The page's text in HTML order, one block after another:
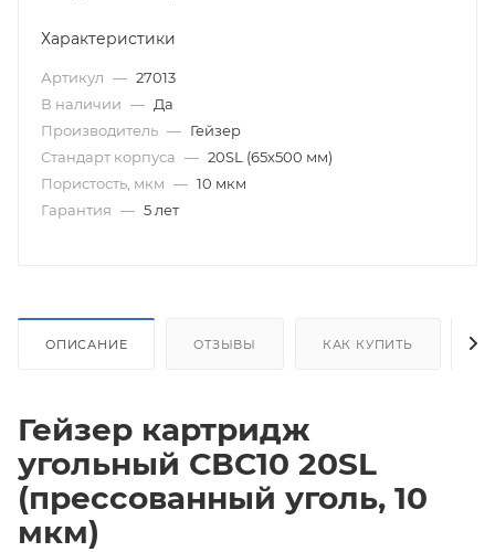
Характеристики
Артикул — 27013
В наличии — Да
Производитель — Гейзер
Стандарт корпуса — 20SL (65х500 мм)
Пористость, мкм — 10 мкм
Гарантия — 5 лет
ОПИСАНИЕ ОТЗЫВЫ КАК КУПИТЬ
Гейзер картридж
угольный СВС10 20SL
(прессованный уголь, 10
мкм)